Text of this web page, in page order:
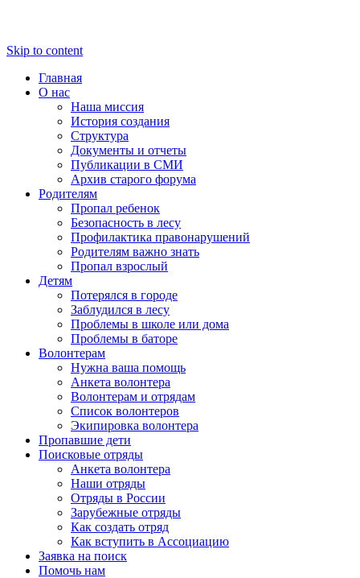
Skip to content
Главная
О нас
Наша миссия
История создания
Структура
Документы и отчеты
Публикации в СМИ
Архив старого форума
Родителям
Пропал ребенок
Безопасность в лесу
Профилактика правонарушений
Родителям важно знать
Пропал взрослый
Детям
Потерялся в городе
Заблудился в лесу
Проблемы в школе или дома
Проблемы в баторе
Волонтерам
Нужна ваша помощь
Анкета волонтера
Волонтерам и отрядам
Список волонтеров
Экипировка волонтера
Пропавшие дети
Поисковые отряды
Анкета волонтера
Наши отряды
Отряды в России
Зарубежные отряды
Как создать отряд
Как вступить в Ассоциацию
Заявка на поиск
Помочь нам